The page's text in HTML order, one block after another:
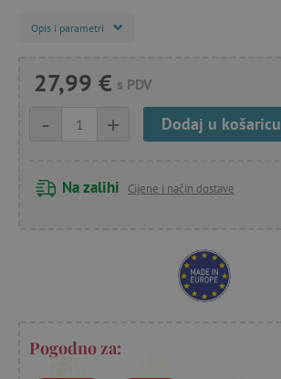
Opis i parametri
27,99 € s PDV
+
- Dodaj u košaricu
Na zalihi Cijene i način dostave
Pogodno za: